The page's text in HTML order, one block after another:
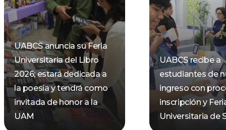
UABCS anuncia su Feria
Universitaria del Libro
2026; estará dedicada a
la poesía y tendrá como
invitada de honor a la
UAM
UABCS recibe a
estudiantes de
ingreso con
inscripción y
Universitaria de